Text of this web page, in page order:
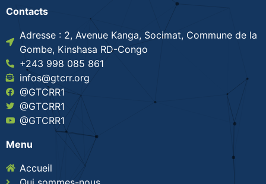
Contacts
Adresse : 2, Avenue Kanga, Socimat, Commune de la
Gombe, Kinshasa RD-Congo
+243 998 085 861
infos@gtcrr.org
@GTCRR1
@GTCRR1
@GTCRR1
Menu
Accueil